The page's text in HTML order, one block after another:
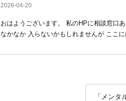
2026-04-20
おはようございます。 私のHPに相談窓口
なかなか 入らないかもしれませんが
「メン